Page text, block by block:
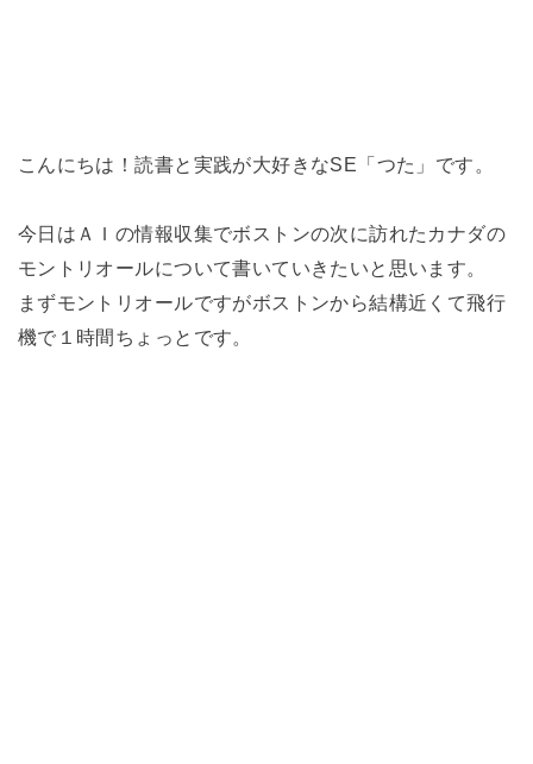
こんにちは！読書と実践が大好きなSE「つた」です。
今日はＡＩの情報収集でボストンの次に訪れたカナダの
モントリオールについて書いていきたいと思います。
まずモントリオールですがボストンから結構近くて飛行
機で１時間ちょっとです。